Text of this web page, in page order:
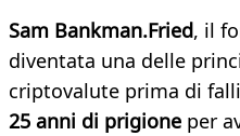
Sam Bankman.Fried, il
diventata una delle
criptovalute prima di
25 anni di prigione per